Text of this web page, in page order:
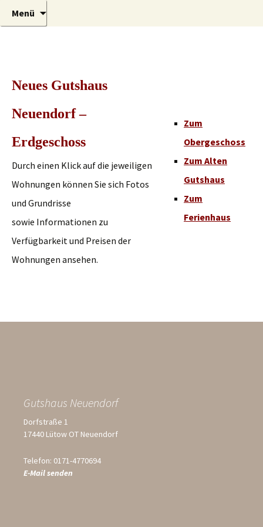
Gutshaus
Urlaub auf der Sonneninsel Usedom
Menü
Neues Gutshaus
Neuendorf –
Erdgeschoss
Durch einen Klick auf die jeweiligen
Wohnungen können Sie sich Fotos
und Grundrisse
sowie Informationen zu
Verfügbarkeit und Preisen der
Wohnungen ansehen.
Zum
Obergeschoss
Zum Alten
Gutshaus
Zum
Ferienhaus
Gutshaus Neuendorf
Dorfstraße 1
17440 Lütow OT Neuendorf
Telefon: 0171-4770694
E-Mail senden